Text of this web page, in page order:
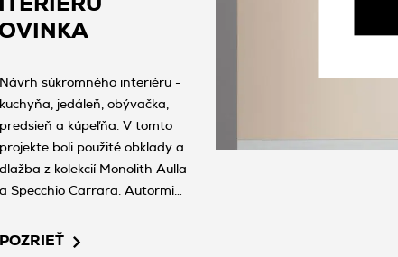
súkromného interiéru -
jedáleň, obývačka,
a kúpeľňa. V tomto
boli použité obklady a
z kolekcií Monolith Aulla
Specchio Carrara. Autormi
Tubądzin Design Awards